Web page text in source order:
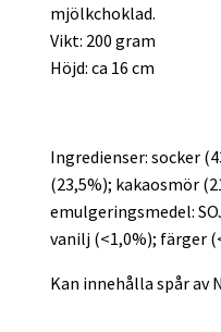
mjölkchoklad.
Vikt: 200 gram
Höjd: ca 16 cm
Ingredienser: socker
(23,5%); kakaosmör
emulgeringsmedel:
vanilj (<1,0%); färger
Kan innehålla spår av